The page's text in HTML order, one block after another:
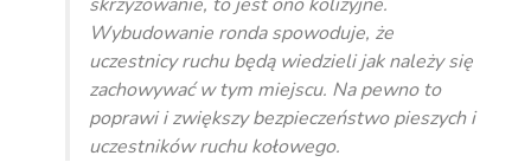
Wybudowanie ronda spowoduje, że
uczestnicy ruchu będą wiedzieli jak należy się
zachowywać w tym miejscu. Na pewno to
poprawi i zwiększy bezpieczeństwo pieszych i
uczestników ruchu kołowego.